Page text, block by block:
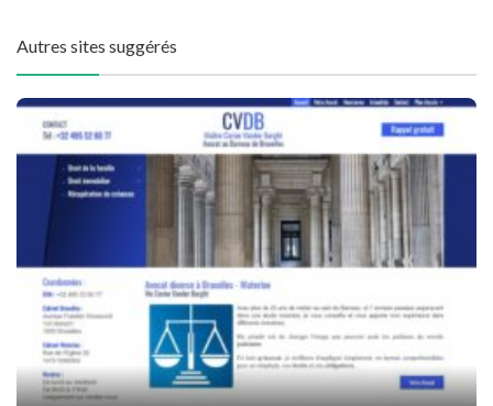
Autres sites suggérés